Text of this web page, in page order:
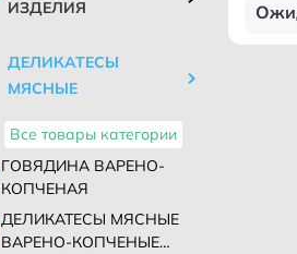
ИЗДЕЛИЯ
ДЕЛИКАТЕСЫ
МЯСНЫЕ
Все товары категории
ГОВЯДИНА ВАРЕНО-
КОПЧЕНАЯ
ДЕЛИКАТЕСЫ МЯСНЫЕ
ВАРЕНО-КОПЧЕНЫЕ